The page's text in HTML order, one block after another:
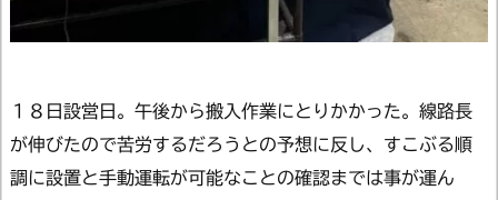
１８日設営日。午後から搬入作業にとりかかった。線路長
が伸びたので苦労するだろうとの予想に反し、すこぶる順
調に設置と手動運転が可能なことの確認までは事が運ん